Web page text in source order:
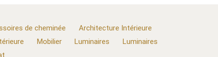
de cheminée
Architecture Intérieure
Mobilier Luminaires
Luminaires